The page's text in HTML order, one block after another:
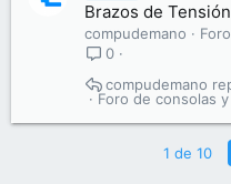
Brazos de Tensión
compudemano
0
Foro de consolas
compudemano
1 de 10